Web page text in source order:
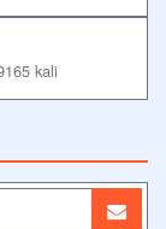
kali